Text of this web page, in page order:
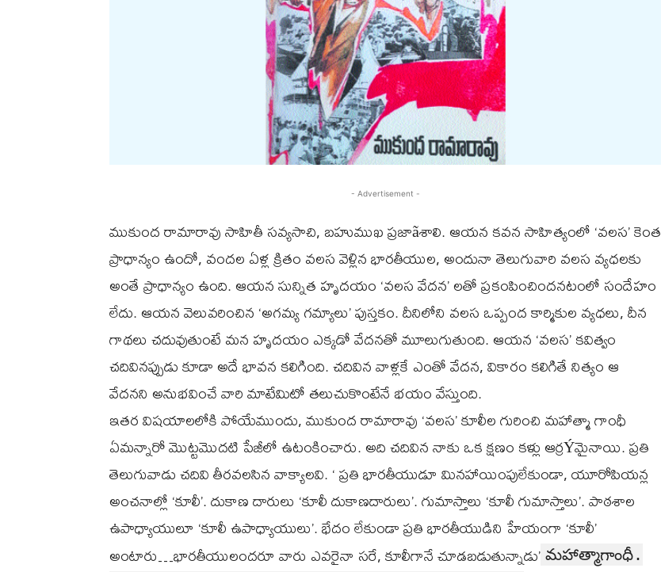
- Advertisement -
ముకుంద రామారావు సాహితీ సవ్యసాచి, బహుముఖ ప్రజాãశాలి. ఆయన కవన సాహిత్యంలో ‘వలస’ కెంత
ప్రాధాన్యం ఉందో, వందల ఏళ్ల క్రితం వలస వెళ్లిన భారతీయుల, అందునా తెలుగువారి వలస వ్యధలకు
అంతే ప్రాధాన్యం ఉంది. ఆయన సున్నిత హృదయం ‘వలస వేదన’ లతో ప్రకంపించిందనటంలో సందేహం
లేదు. ఆయన వెలువరించిన ‘అగమ్య గమ్యాలు’ పుస్తకం. దీనిలోని వలస ఒప్పంద కార్మికుల వ్యధలు, దీన
గాథలు చదువుతుంటే మన హృదయం ఎక్కడో వేదనతో మూలుగుతుంది. ఆయన ‘వలస’ కవిత్వం
చదివినప్పుడు కూడా అదే భావన కలిగింది. చదివిన వాళ్లకే ఎంతో వేదన, వికారం కలిగితే నిత్యం ఆ
వేదనని అనుభవించే వారి మాటేమిటో తలుచుకొంటేనే భయం వేస్తుంది.
ఇతర విషయాలలోకి పోయేముందు, ముకుంద రామారావు ‘వలస’ కూలీల గురించి మహాత్మా గాంధీ
ఏమన్నారో మొట్టమొదటి పేజీలో ఉటంకించారు. అది చదివిన నాకు ఒక క్షణం కళ్లు ఆర్రÝమైనాయి. ప్రతి
తెలుగువాడు చదివి తీరవలసిన వాక్యాలవి. ‘ ప్రతి భారతీయుడూ మినహాయింపులేకుండా, యూరోపియన్ల
అంచనాల్లో ‘కూలీ’. దుకాణ దారులు ‘కూలీ దుకాణదారులు’. గుమాస్తాలు ‘కూలీ గుమాస్తాలు’. పాఠశాల
ఉపాధ్యాయులూ ‘కూలీ ఉపాధ్యాయులు’. భేదం లేకుండా ప్రతి భారతీయుడిని హేయంగా ‘కూలీ’
అంటారు…భారతీయులందరూ వారు ఎవరైనా సరే, కూలీగానే చూడబడుతున్నాడు’ మహాత్మాగాంధీ.